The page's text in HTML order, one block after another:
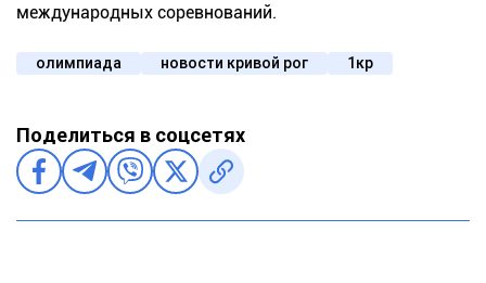
международных соревнований.
олимпиада новости кривой рог 1кр
Поделиться в соцсетях